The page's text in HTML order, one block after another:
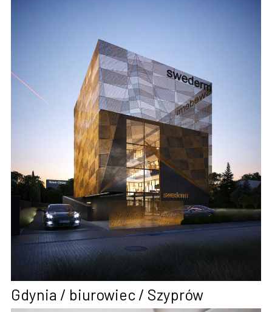
Gdynia / biurowiec / Szyprów